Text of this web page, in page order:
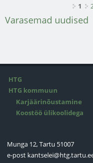
1
Varasemad uudised
HTG
HTG kommuun
Karjäärinõustamine
Koostöö ülikoolidega
Munga 12, Tartu 51007
e-post